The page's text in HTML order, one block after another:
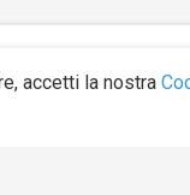
accetti la nostra